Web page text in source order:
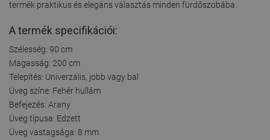
termék praktikus és elegáns választás minden fürdőszobába.
A termék specifikációi:
Szélesség: 90 cm
Magasság: 200 cm
Telepítés: Univerzális, jobb vagy bal
Üveg színe: Fehér hullám
Befejezés: Arany
Üveg típusa: Edzett
Üveg vastagsága: 8 mm